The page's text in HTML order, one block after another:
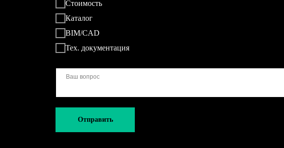
Стоимость
Каталог
BIM/CAD
Тех. документация
Отправить